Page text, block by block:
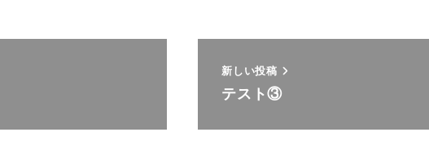
新しい投稿
テスト③